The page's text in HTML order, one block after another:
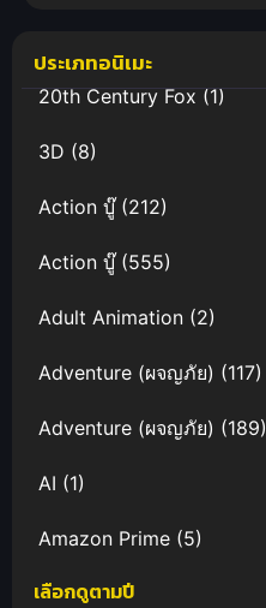
ประเภทอนิเมะ
20th Century Fox(1)
3D (8)
Action บู๊(212)
Action บู๊(555)
Adult Animation (2)
Adventure (ผจญภัย) (117)
Adventure (ผจญภัย) (189)
AI (1)
Amazon Prime (5)
Anal (ประตูหลัง)
เลือกดูตามปี